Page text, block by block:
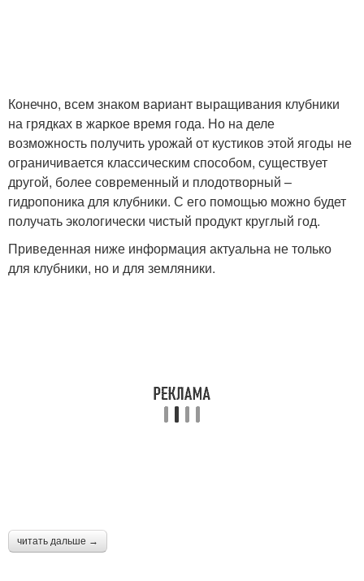
Конечно, всем знаком вариант выращивания клубники
на грядках в жаркое время года. Но на деле
возможность получить урожай от кустиков этой ягоды не
ограничивается классическим способом, существует
другой, более современный и плодотворный –
гидропоника для клубники. С его помощью можно будет
получать экологически чистый продукт круглый год.
Приведенная ниже информация актуальна не только
для клубники, но и для земляники.
читать дальше →